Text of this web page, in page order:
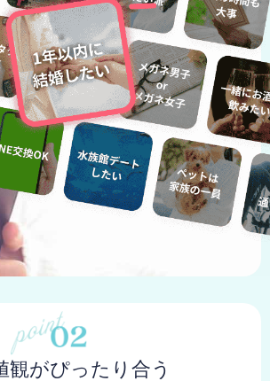
観がぴったり合う